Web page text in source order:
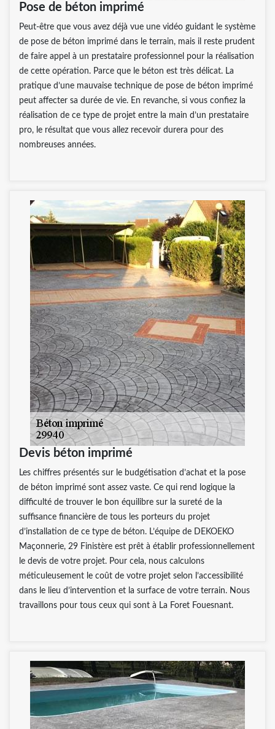
Pose de béton imprimé
Peut-être que vous avez déjà vue une vidéo guidant le système
de pose de béton imprimé dans le terrain, mais il reste prudent
de faire appel à un prestataire professionnel pour la réalisation
de cette opération. Parce que le béton est très délicat. La
pratique d’une mauvaise technique de pose de béton imprimé
peut affecter sa durée de vie. En revanche, si vous confiez la
réalisation de ce type de projet entre la main d’un prestataire
pro, le résultat que vous allez recevoir durera pour des
nombreuses années.
Devis béton imprimé
Les chiffres présentés sur le budgétisation d’achat et la pose
de béton imprimé sont assez vaste. Ce qui rend logique la
difficulté de trouver le bon équilibre sur la sureté de la
suffisance financière de tous les porteurs du projet
d’installation de ce type de béton. L’équipe de DEKOEKO
Maçonnerie, 29 Finistère est prêt à établir professionnellement
le devis de votre projet. Pour cela, nous calculons
méticuleusement le coût de votre projet selon l’accessibilité
dans le lieu d’intervention et la surface de votre terrain. Nous
travaillons pour tous ceux qui sont à La Foret Fouesnant.